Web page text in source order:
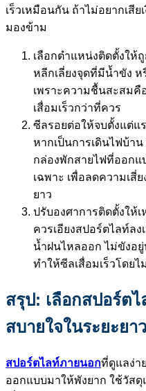
เร็วเหมือนกัน ถ้าไม่อยากเสีย
มองข้าม
เลือกตำแหน่งติดตั้งให้
หลีกเลี่ยงจุดที่มีน้ำขัง
เพราะความชื้นสะสมคื
เสื่อมเร็วกว่าที่ควร
ซีลรอยต่อให้จบตั้งแต่แ
หากเป็นการเดินไฟบ้า
กล่องพักสายไฟที่ออกแ
เฉพาะ เพื่อลดความเสี่
ยาว
ปรับองศาการติดตั้งให้เ
ควรเอียงสปอร์ตไลท์ลง
น้ำฝนไหลออก ไม่ขังอ
ทำให้ซีลเสื่อมเร็วโดยไ
สรุป: เลือกสปอร์ต
สบายใจในระยะยาว
สปอร์ตไลท์ภายนอกที่ดูแลง่า
ออกแบบมาให้พังยาก ใช้วัส